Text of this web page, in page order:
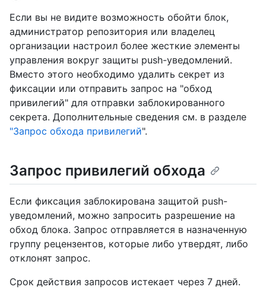
Если вы не видите возможность обойти блок,
администратор репозитория или владелец
организации настроил более жесткие элементы
управления вокруг защиты push-уведомлений.
Вместо этого необходимо удалить секрет из
фиксации или отправить запрос на "обход
привилегий" для отправки заблокированного
секрета. Дополнительные сведения см. в разделе
"Запрос обхода привилегий".
Запрос привилегий обхода
Если фиксация заблокирована защитой push-
уведомлений, можно запросить разрешение на
обход блока. Запрос отправляется в назначенную
группу рецензентов, которые либо утвердят, либо
отклонят запрос.
Срок действия запросов истекает через 7 дней.